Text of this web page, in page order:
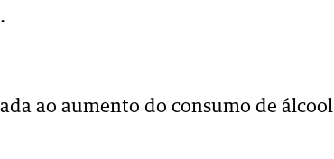
ao aumento do consumo de álcool